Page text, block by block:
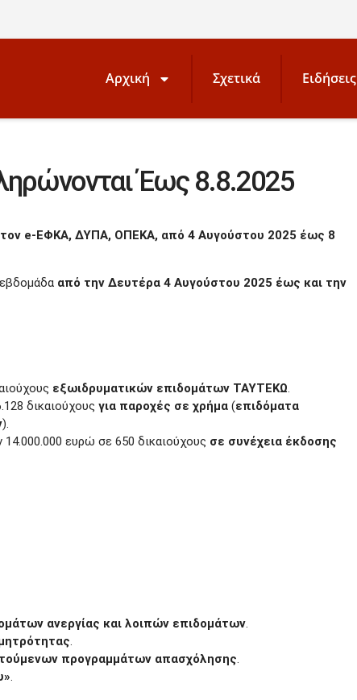
Αρχική Σχετικά Ειδήσεις
Έως 8.8.2025
e-ΕΦΚΑ, ΔΥΠΑ, ΟΠΕΚΑ, από 4 Αυγούστου 2025 έως 8
από την Δευτέρα 4 Αυγούστου 2025 έως και την
εξωιδρυματικών επιδομάτων ΤΑΥΤΕΚΩ.
δικαιούχους για παροχές σε χρήμα(επιδόματα
).
ευρώ σε 650 δικαιούχους σε συνέχεια έκδοσης
ανεργίας και λοιπών επιδομάτων.
.
προγραμμάτων απασχόλησης.
.